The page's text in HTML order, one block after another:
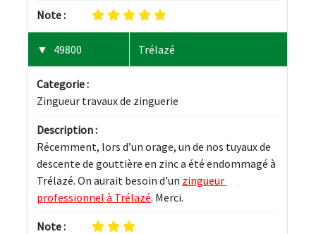
Note :
49800 Trélazé
Categorie :
Zingueur travaux de zinguerie
Description :
Récemment, lors d’un orage, un de nos tuyaux de
descente de gouttière en zinc a été endommagé à
Trélazé. On aurait besoin d’un zingueur
professionnel à Trélazé. Merci.
Note :